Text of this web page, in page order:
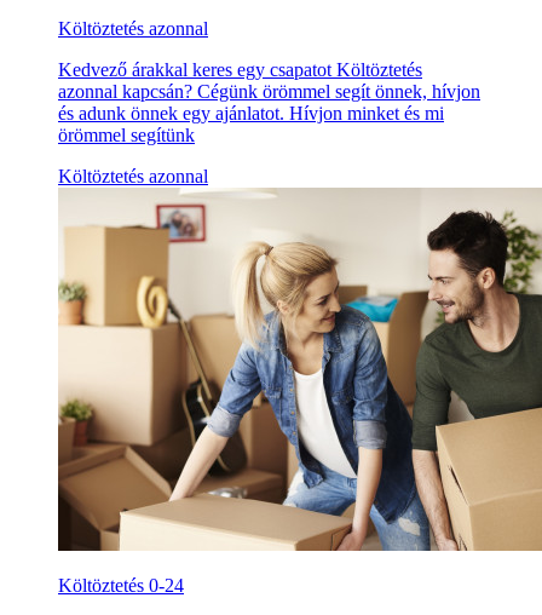
Költöztetés azonnal
Kedvező árakkal keres egy csapatot Költöztetés
azonnal kapcsán? Cégünk örömmel segít önnek, hívjon
és adunk önnek egy ajánlatot. Hívjon minket és mi
örömmel segítünk
Költöztetés azonnal
Költöztetés 0-24